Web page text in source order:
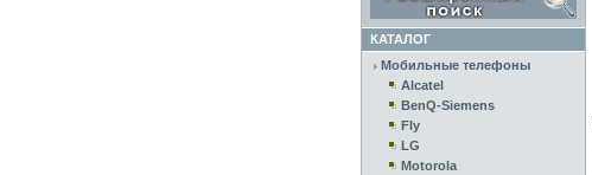
КАТАЛОГ
Мобильные телефоны
Alcatel
BenQ-Siemens
Fly
LG
Motorola